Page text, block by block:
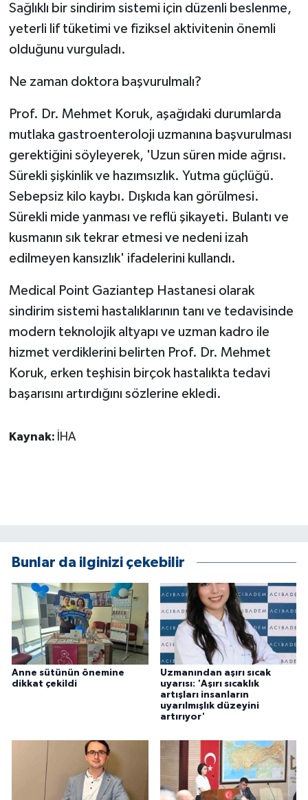
Sağlıklı bir sindirim sistemi için düzenli beslenme,
yeterli lif tüketimi ve fiziksel aktivitenin önemli
olduğunu vurguladı.
Ne zaman doktora başvurulmalı?
Prof. Dr. Mehmet Koruk, aşağıdaki durumlarda
mutlaka gastroenteroloji uzmanına başvurulması
gerektiğini söyleyerek, 'Uzun süren mide ağrısı.
Sürekli şişkinlik ve hazımsızlık. Yutma güçlüğü.
Sebepsiz kilo kaybı. Dışkıda kan görülmesi.
Sürekli mide yanması ve reflü şikayeti. Bulantı ve
kusmanın sık tekrar etmesi ve nedeni izah
edilmeyen kansızlık' ifadelerini kullandı.
Medical Point Gaziantep Hastanesi olarak
sindirim sistemi hastalıklarının tanı ve tedavisinde
modern teknolojik altyapı ve uzman kadro ile
hizmet verdiklerini belirten Prof. Dr. Mehmet
Koruk, erken teşhisin birçok hastalıkta tedavi
başarısını artırdığını sözlerine ekledi.
Kaynak: İHA
Bunlar da ilginizi çekebilir
Anne sütünün önemine
dikkat çekildi
Uzmanından aşırı sıcak
uyarısı: 'Aşırı sıcaklık
artışları insanların
uyarılmışlık düzeyini
artırıyor'